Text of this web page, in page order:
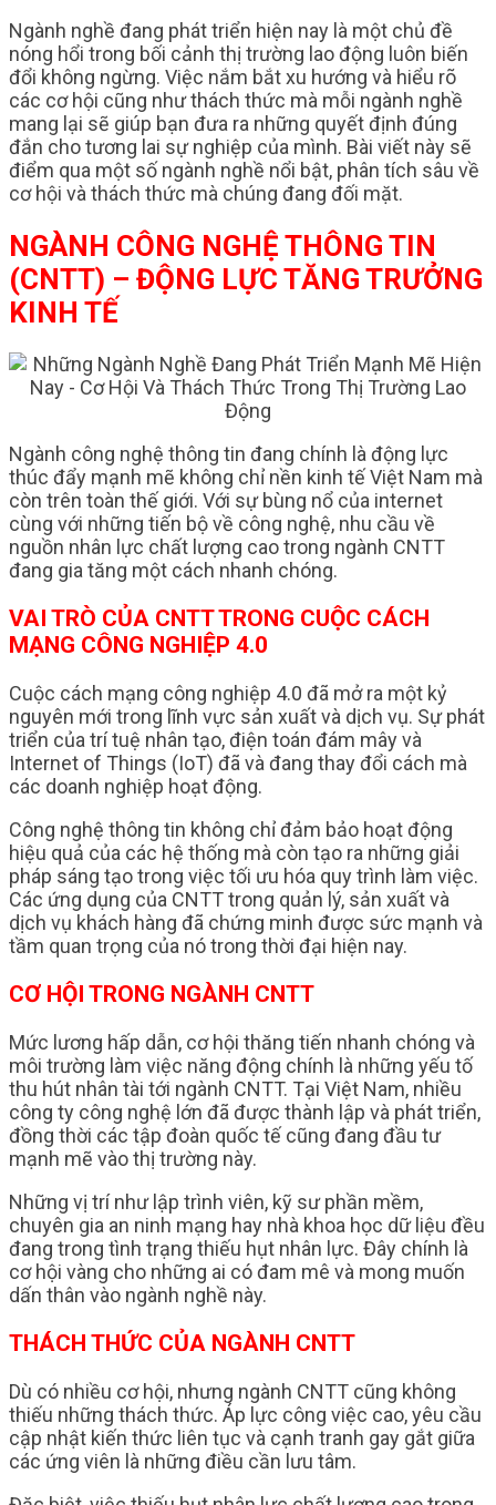
Ngành nghề đang phát triển hiện nay là một chủ đề
nóng hổi trong bối cảnh thị trường lao động luôn biến
đổi không ngừng. Việc nắm bắt xu hướng và hiểu rõ
các cơ hội cũng như thách thức mà mỗi ngành nghề
mang lại sẽ giúp bạn đưa ra những quyết định đúng
đắn cho tương lai sự nghiệp của mình. Bài viết này sẽ
điểm qua một số ngành nghề nổi bật, phân tích sâu về
cơ hội và thách thức mà chúng đang đối mặt.
NGÀNH CÔNG NGHỆ THÔNG TIN
(CNTT) – ĐỘNG LỰC TĂNG TRƯỞNG
KINH TẾ
Ngành công nghệ thông tin đang chính là động lực
thúc đẩy mạnh mẽ không chỉ nền kinh tế Việt Nam mà
còn trên toàn thế giới. Với sự bùng nổ của internet
cùng với những tiến bộ về công nghệ, nhu cầu về
nguồn nhân lực chất lượng cao trong ngành CNTT
đang gia tăng một cách nhanh chóng.
VAI TRÒ CỦA CNTT TRONG CUỘC CÁCH
MẠNG CÔNG NGHIỆP 4.0
Cuộc cách mạng công nghiệp 4.0 đã mở ra một kỷ
nguyên mới trong lĩnh vực sản xuất và dịch vụ. Sự phát
triển của trí tuệ nhân tạo, điện toán đám mây và
Internet of Things (IoT) đã và đang thay đổi cách mà
các doanh nghiệp hoạt động.
Công nghệ thông tin không chỉ đảm bảo hoạt động
hiệu quả của các hệ thống mà còn tạo ra những giải
pháp sáng tạo trong việc tối ưu hóa quy trình làm việc.
Các ứng dụng của CNTT trong quản lý, sản xuất và
dịch vụ khách hàng đã chứng minh được sức mạnh và
tầm quan trọng của nó trong thời đại hiện nay.
CƠ HỘI TRONG NGÀNH CNTT
Mức lương hấp dẫn, cơ hội thăng tiến nhanh chóng và
môi trường làm việc năng động chính là những yếu tố
thu hút nhân tài tới ngành CNTT. Tại Việt Nam, nhiều
công ty công nghệ lớn đã được thành lập và phát triển,
đồng thời các tập đoàn quốc tế cũng đang đầu tư
mạnh mẽ vào thị trường này.
Những vị trí như lập trình viên, kỹ sư phần mềm,
chuyên gia an ninh mạng hay nhà khoa học dữ liệu đều
đang trong tình trạng thiếu hụt nhân lực. Đây chính là
cơ hội vàng cho những ai có đam mê và mong muốn
dấn thân vào ngành nghề này.
THÁCH THỨC CỦA NGÀNH CNTT
Dù có nhiều cơ hội, nhưng ngành CNTT cũng không
thiếu những thách thức. Áp lực công việc cao, yêu cầu
cập nhật kiến thức liên tục và cạnh tranh gay gắt giữa
các ứng viên là những điều cần lưu tâm.